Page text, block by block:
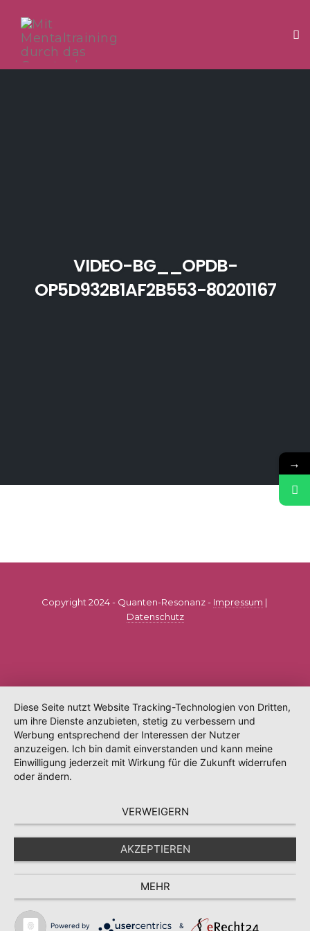
VIDEO-BG__OPDB-
OP5D932B1AF2B553-80201167
Copyright 2024 - Quanten-Resonanz - Impressum |
Datenschutz
→
Diese Seite nutzt Website Tracking-Technologien von Dritten,
um ihre Dienste anzubieten, stetig zu verbessern und
Werbung entsprechend der Interessen der Nutzer
anzuzeigen. Ich bin damit einverstanden und kann meine
Einwilligung jederzeit mit Wirkung für die Zukunft widerrufen
oder ändern.
VERWEIGERN
AKZEPTIEREN
MEHR
Powered by &